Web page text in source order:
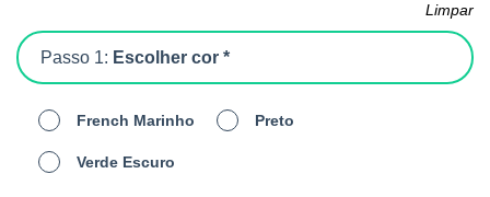
Passo 1: Escolher cor *
French Marinho Preto
Verde Escuro
Limpar